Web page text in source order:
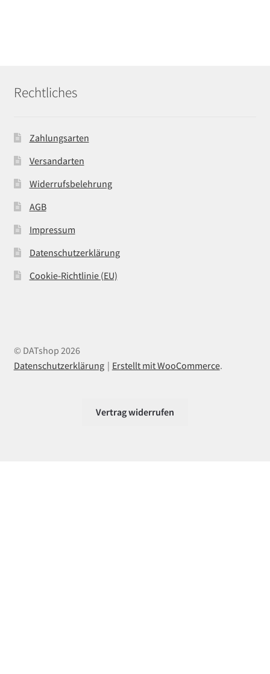
Rechtliches
Zahlungsarten
Versandarten
Widerrufsbelehrung
AGB
Impressum
Datenschutzerklärung
Cookie-Richtlinie (EU)
© DATshop 2026
Datenschutzerklärung
Erstellt mit WooCommerce.
Vertrag widerrufen